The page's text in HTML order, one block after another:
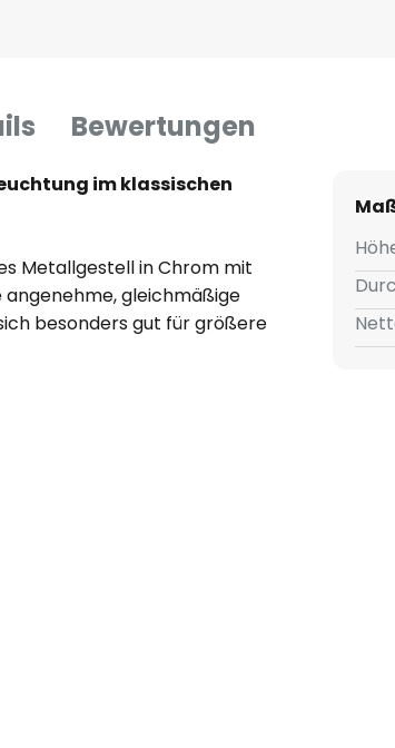
Bewertungen
im klassischen
Metallgestell in Chrom mit
gleichmäßige
besonders gut für größere